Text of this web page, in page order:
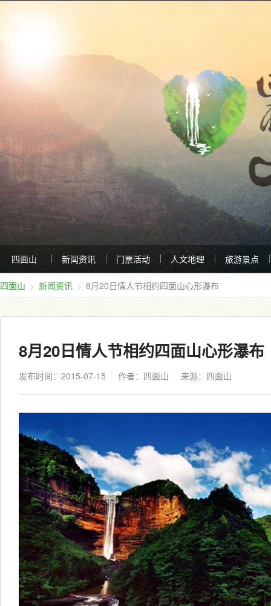
四面山 新闻资讯 门票活动 人文地理 旅游景点
四面山 新闻资讯 8月20日情人节相约四面山心形瀑布
8月20日情人节相约四面山心形瀑布
发布时间：2015-07-15 作者：四面山 来源： 四面山